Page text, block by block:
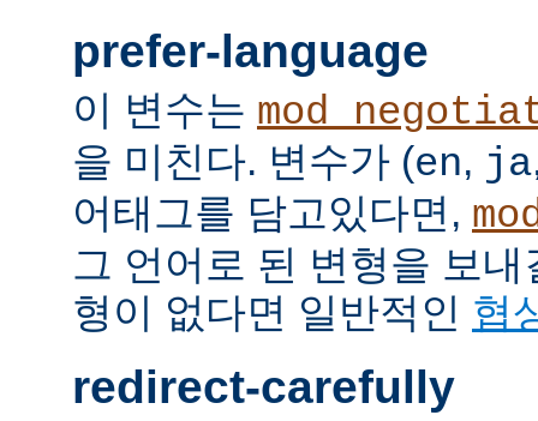
prefer-language
이 변수는
을 미친다. 변수가 (en, ja
어태그를 담고있다면,
그 언어로 된 변형을 보
형이 없다면 일반적인 협
redirect-carefully